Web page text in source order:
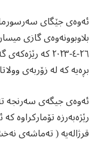
ئەوەی جێگای
بلاوبوونەوەی گازی
بڕەیە کە لە زۆربەی
ئەوەی جیگەی سەرنجە
رێژەبەرزە تۆمارکراوە
قرژالەیە ( تەماشەی